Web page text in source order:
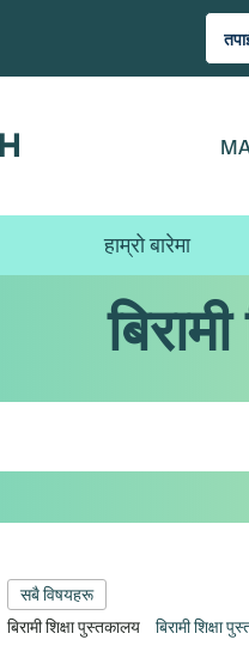
हाम्रो बारेमा
सबै विषयहरू
बिरामी शिक्षा पुस्तकालय
बिरामी शिक्षा